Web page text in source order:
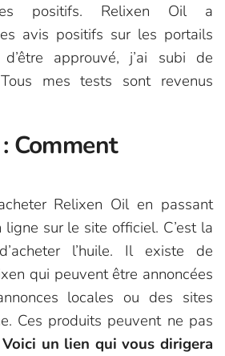
positifs. Relixen Oil a
avis positifs sur les portails
approuvé, j’ai subi de
mes tests sont revenus
Comment
Relixen Oil en passant
sur le site officiel. C’est la
l’huile. Il existe de
qui peuvent être annoncées
locales ou des sites
Ces produits peuvent ne pas
Voici un lien qui vous dirigera